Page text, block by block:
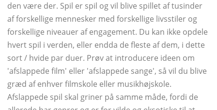
den være der. Spil er spil og vil blive spillet af tusinder
af forskellige mennesker med forskellige livsstiler og
forskellige niveauer af engagement. Du kan ikke opdele
hvert spil i verden, eller endda de fleste af dem, i dette
sort / hvide par duer. Prøv at introducere ideen om
'afslappede film' eller 'afslappede sange', så vil du blive
græd af enhver filmskole eller musikhøjskole.
Afslappede spil skal griner på samme måde, fordi de